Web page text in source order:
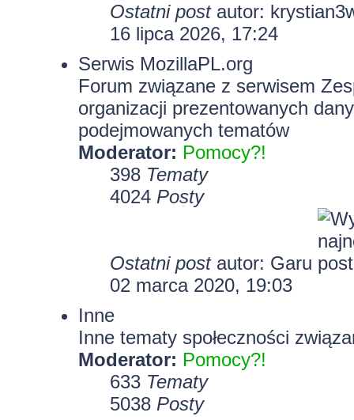
Ostatni postautor:
16 lipca 2026, 17:24
Serwis MozillaPL.org
Forum związane z serwisem
organizacji prezentowanych
podejmowanych tematów
Moderator: Pomocy?!
398 Tematy
4024 Posty
Ostatni postautor: Garu
02 marca 2020, 19:03
Inne
Inne tematy społeczności
Moderator: Pomocy?!
633 Tematy
5038 Posty